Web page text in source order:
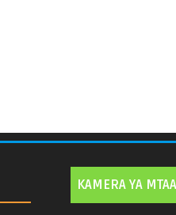
KAMERA YA